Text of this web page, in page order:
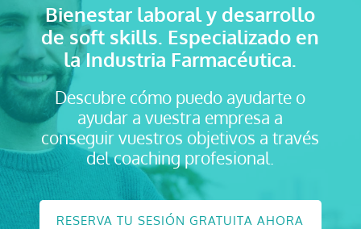
Bienestar laboral y desarrollo
de soft skills. Especializado en
la Industria Farmacéutica.
Descubre cómo puedo ayudarte o
ayudar a vuestra empresa a
conseguir vuestros objetivos a través
del coaching profesional.
RESERVA TU SESIÓN GRATUITA AHORA